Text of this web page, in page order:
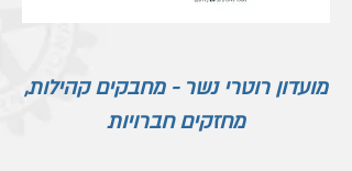
מועדון רוטרי נשר - מחבקים קהילות,
מחזקים חברויות